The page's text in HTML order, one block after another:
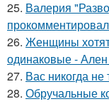
25. Валерия
26. Женщины хотят
одинаковые -
27. Вас никогда
28. Обручальные